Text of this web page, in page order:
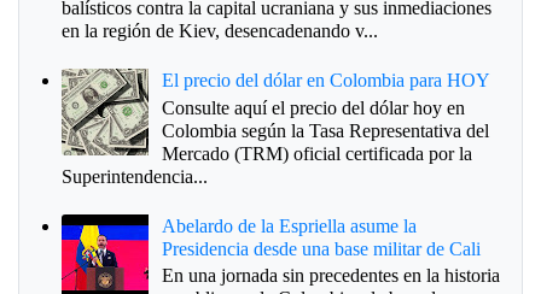
balísticos contra la capital ucraniana y sus inmediaciones
en la región de Kiev, desencadenando v...
El precio del dólar en Colombia para HOY
Consulte aquí el precio del dólar hoy en
Colombia según la Tasa Representativa del
Mercado (TRM) oficial certificada por la
Superintendencia...
Abelardo de la Espriella asume la
Presidencia desde una base militar de Cali
En una jornada sin precedentes en la historia